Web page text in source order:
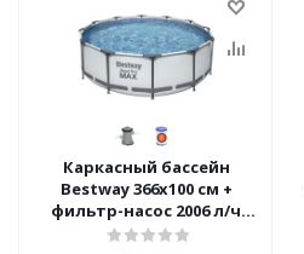
Каркасный бассейн
Bestway 366х100 см +
фильтр-насос 2006 л/ч
(56260 BW)